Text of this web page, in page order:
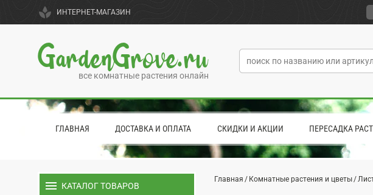
spa ИНТЕРНЕТ-МАГАЗИН
GardenGrove.ru
все комнатные растения онлайн
ГЛАВНАЯ ДОСТАВКА И ОПЛАТА СКИДКИ И АКЦИИ ПЕРЕСАДКА
Главная Комнатные растения и цветы
menu КАТАЛОГ ТОВАРОВ